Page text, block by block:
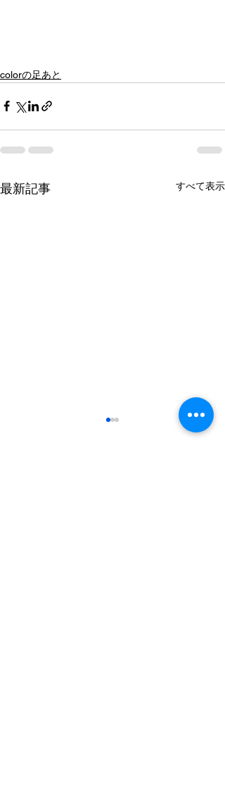
colorの足あと
最新記事 すべて表示